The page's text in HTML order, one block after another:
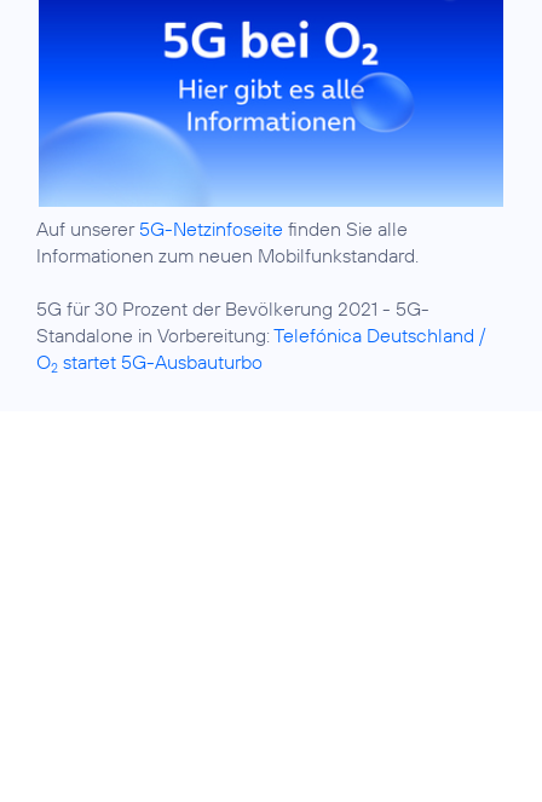
Auf unserer 5G-Netzinfoseite finden Sie alle
Informationen zum neuen Mobilfunkstandard.
5G für 30 Prozent der Bevölkerung 2021 - 5G-
Standalone in Vorbereitung:Telefónica Deutschland /
O2 startet 5G-Ausbauturbo